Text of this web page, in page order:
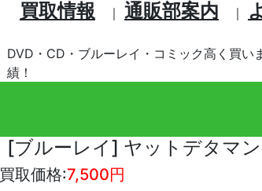
買取情報 ｜ 通販部案内 ｜
DVD・CD・ブルーレイ・コミック高く買
績！
[ブルーレイ] ヤットデタマ
買取価格:7,500円